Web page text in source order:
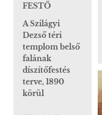
FESTŐ
A Szilágyi
Dezső téri
templom belső
falának
díszítőfestés
terve, 1890
körül